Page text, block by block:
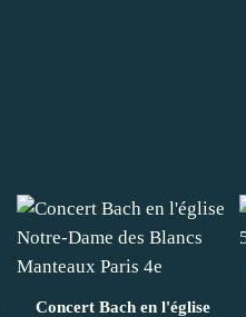
Concert Bach en l'église